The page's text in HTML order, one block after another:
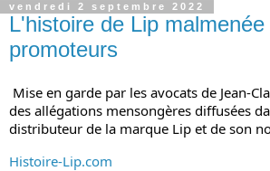
vendredi 2 septembre 2022
L'histoire de Lip
promoteurs
Mise en garde par les avocats de Jean-
des allégations mensongères diffusées
distributeur de la marque Lip et de son
Histoire-Lip.com